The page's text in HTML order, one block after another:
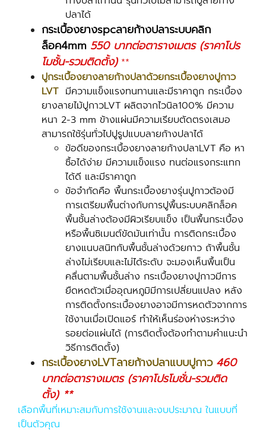
ปลาได้
กระเบื้องยางspcลายก้างปลาระบบคลิก
ล็อค4mm 550 บาทต่อตารางเมตร (ราคาโปร
โมชั้น-รวมติดตั้ง)**
ปูกระเบื้องยางลายก้างปลาด้วยกระเบื้องยางปูกาว
LVTมีความแข็งแรงทนทานและมีราคาถูก กระเบื้อง
ยางลายไม้ปูกาวLVT ผลิตจากไวนิล100% มีความ
หนา 2-3 mm ข้างแผ่นมีความเรียบตัดตรงเสมอ
สามารถใช้รุ่นทั่วไปปูรูปแบบลายก้างปลาได้
ข้อดีของกระเบื้องยางลายก้างปลาLVT คือ หา
ซื้อได้ง่าย มีความแข็งแรง ทนต่อแรงกระแทก
ได้ดี และมีราคาถูก
ข้อจำกัดคือ พื้นกระเบื้องยางรุ่นปูกาวต้องมี
การเตรียมพื้นต่างกับการปูพื้นระบบคลิกล็อค
พื้นชั้นล่างต้องมีผิวเรียบแข็ง เป็นพื้นกระเบื้อง
หรือพื้นซิเมนต์ขัดมันเท่านั้น การติดกระเบื้อง
ยางแนบสนิทกับพื้นชั้นล่างด้วยกาว ถ้าพื้นชั้น
ล่างไม่เรียบและไม่ได้ระดับ จะมองเห็นพื้นเป็น
คลื่นตามพื้นชั้นล่าง กระเบื้องยางปูกาวมีการ
ยืดหดตัวเมื่ออุณหภูมิมีการเปลี่ยนแปลง หลัง
การติดตั้งกระเบื้องยางอาจมีการหดตัวจากการ
ใช้งานเมื่อเปิดแอร์ ทำให้เห็นร่องห่างระหว่าง
รอยต่อแผ่นได้ (การติดตั้งต้องทำตามคำแนะนำ
วิธีการติดตั้ง)
กระเบื้องยางLVTลายก้างปลาแบบปูกาว 460
บาทต่อตารางเมตร (ราคาโปรโมชั่น-รวมติด
ตั้ง) **
เลือกพื้นที่เหมาะสมกับการใช้งานและงบประมาณ ในแบบที่
เป็นตัวคุณ